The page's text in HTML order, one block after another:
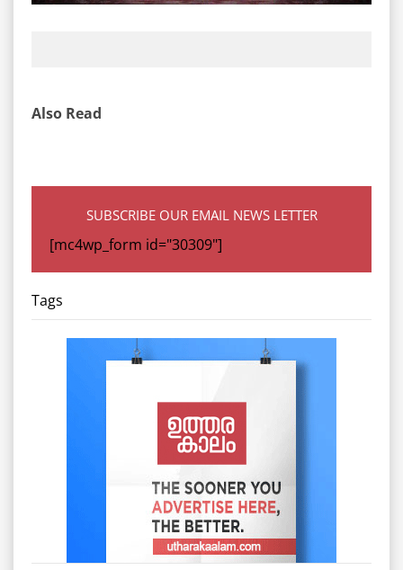
Also Read
SUBSCRIBE OUR EMAIL NEWS LETTER
[mc4wp_form id="30309"]
Tags